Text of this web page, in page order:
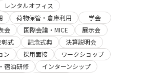
レンタルオフィス
荷物保管・倉庫利用
学会
会 国際会議・MICE
展示会
彰式 記念式典
決算説明会
ン 採用面接
ワークショップ
宿泊研修
インターンシップ